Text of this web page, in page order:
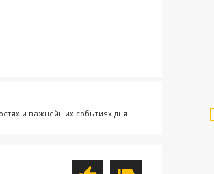
и важнейших событиях дня.